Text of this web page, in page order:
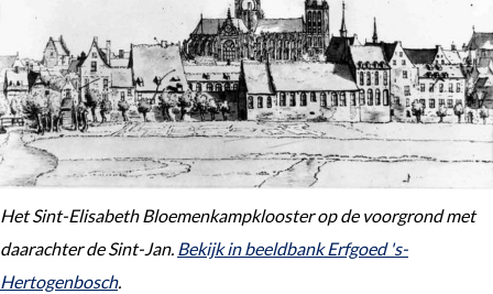
Het Sint-Elisabeth Bloemenkampklooster op de voorgrond met
daarachter de Sint-Jan. Bekijk in beeldbank Erfgoed 's-
Hertogenbosch.